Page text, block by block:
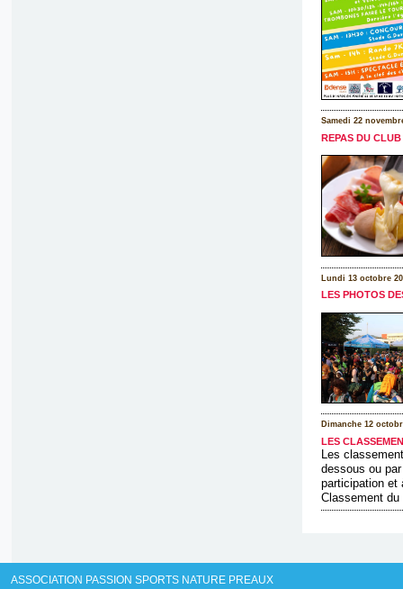
Samedi 22
REPAS DU CLUB
Lundi 13 octobre
LES PHOTOS
Dimanche 12
LES
Les
dessous ou
participation et
Classement du
ASSOCIATION PASSION SPORTS NATURE PREAUX